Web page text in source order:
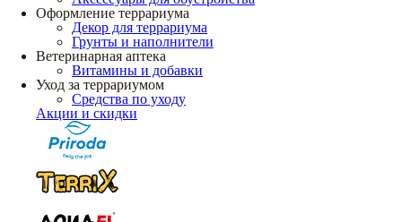
Оформление террариума
Декор для террариума
Грунты и наполнители
Ветеринарная аптека
Витамины и добавки
Уход за террариумом
Средства по уходу
Акции и скидки